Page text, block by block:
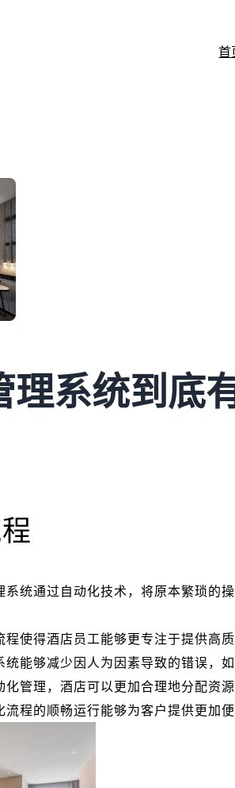
首
理系统到底
系统通过自动化技术，将原本繁琐的
程使得酒店员工能够更专注于提供高
统能够减少因人为因素导致的错误，
化管理，酒店可以更加合理地分配资
流程的顺畅运行能够为客户提供更加